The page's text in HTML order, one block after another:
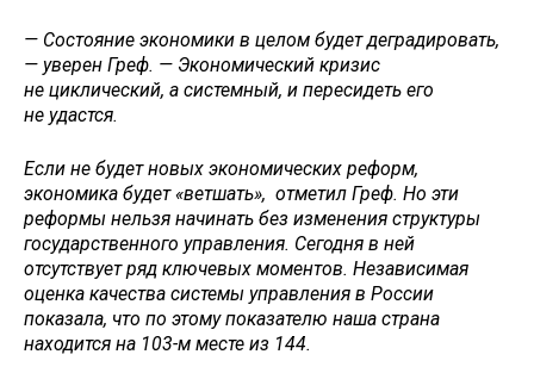
— Состояние экономики в целом будет деградировать,
— уверен Греф. — Экономический кризис
не циклический, а системный, и пересидеть его
не удастся.
Если не будет новых экономических реформ,
экономика будет «ветшать», отметил Греф. Но эти
реформы нельзя начинать без изменения структуры
государственного управления. Сегодня в ней
отсутствует ряд ключевых моментов. Независимая
оценка качества системы управления в России
показала, что по этому показателю наша страна
находится на 103-м месте из 144.